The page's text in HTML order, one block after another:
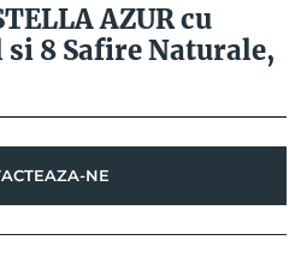
AZUR cu
8 Safire Naturale,
NE